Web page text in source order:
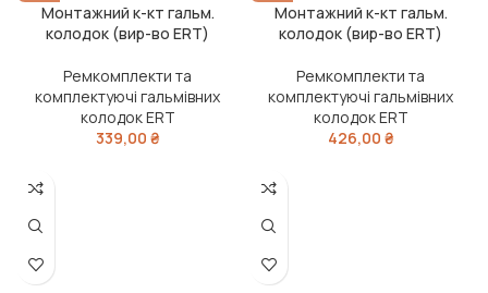
Монтажний к-кт гальм.
колодок (вир-во ERT)
Ремкомплекти та
комплектуючі гальмівних
колодок ERT
339,00 ₴
Монтажний к-кт гальм.
колодок (вир-во ERT)
Ремкомплекти та
комплектуючі гальмівних
колодок ERT
426,00 ₴